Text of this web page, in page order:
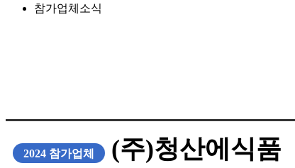
참가업체소식
2024 참가업체 (주)청산에식품